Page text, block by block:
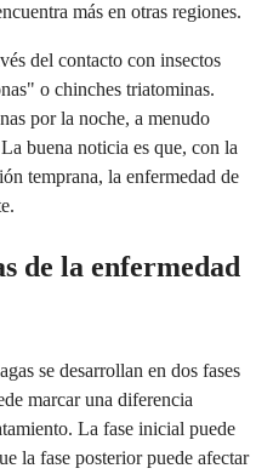
más en otras regiones.
del contacto con insectos
o chinches triatominas.
por la noche, a menudo
buena noticia es que, con la
temprana, la enfermedad de
de la enfermedad
se desarrollan en dos fases
marcar una diferencia
La fase inicial puede
la fase posterior puede afectar